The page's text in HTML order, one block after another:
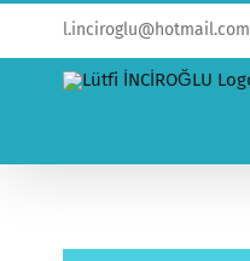
l.inciroglu@hotmail.com